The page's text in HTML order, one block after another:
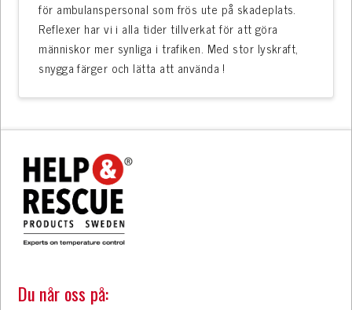
för ambulanspersonal som frös ute på skadeplats.
Reflexer har vi i alla tider tillverkat för att göra
människor mer synliga i trafiken. Med stor lyskraft,
snygga färger och lätta att använda !
Du når oss på: